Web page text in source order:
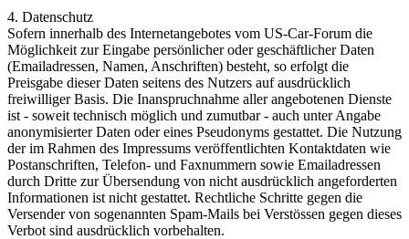
4. Datenschutz
Sofern innerhalb des Internetangebotes vom US-Car-Forum die
Möglichkeit zur Eingabe persönlicher oder geschäftlicher Daten
(Emailadressen, Namen, Anschriften) besteht, so erfolgt die
Preisgabe dieser Daten seitens des Nutzers auf ausdrücklich
freiwilliger Basis. Die Inanspruchnahme aller angebotenen Dienste
ist - soweit technisch möglich und zumutbar - auch unter Angabe
anonymisierter Daten oder eines Pseudonyms gestattet. Die Nutzung
der im Rahmen des Impressums veröffentlichten Kontaktdaten wie
Postanschriften, Telefon- und Faxnummern sowie Emailadressen
durch Dritte zur Übersendung von nicht ausdrücklich angeforderten
Informationen ist nicht gestattet. Rechtliche Schritte gegen die
Versender von sogenannten Spam-Mails bei Verstössen gegen dieses
Verbot sind ausdrücklich vorbehalten.